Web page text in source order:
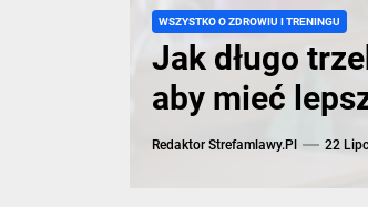
WSZYSTKO O ZDROWIU I TRENINGU
Jak długo
aby mieć
Redaktor Strefamlawy.pl 22